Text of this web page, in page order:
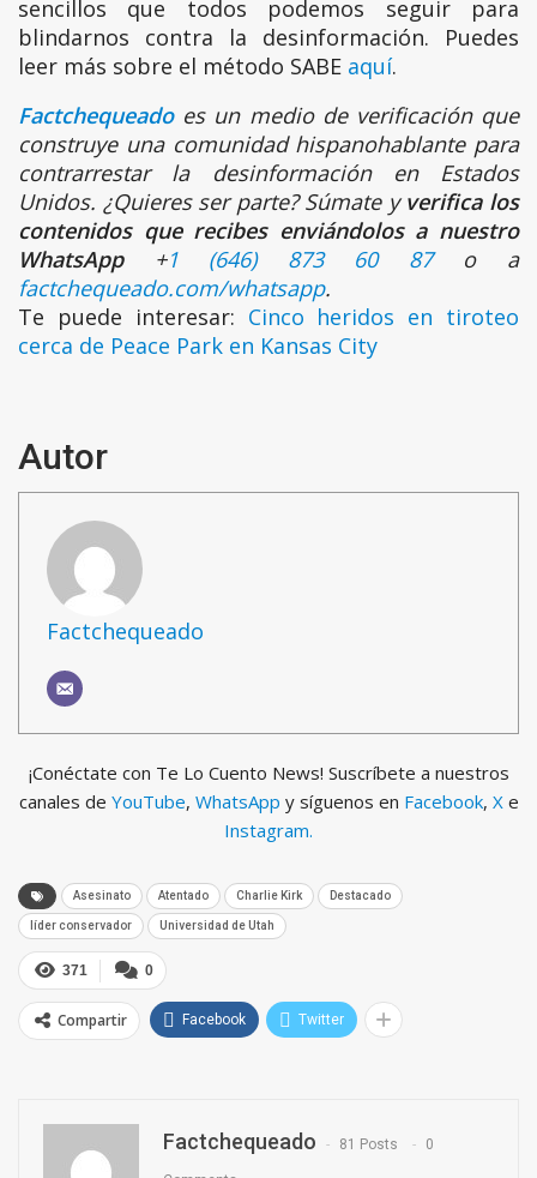
sencillos que todos podemos seguir para
blindarnos contra la desinformación. Puedes
leer más sobre el método SABE aquí.
Factchequeadoes un medio de verificación que
construye una comunidad hispanohablante para
contrarrestar la desinformación en Estados
Unidos. ¿Quieres ser parte? Súmate yverifica los
contenidos que recibes enviándolos a nuestro
WhatsApp+1 (646) 873 60 87 o a
factchequeado.com/whatsapp.
Te puede interesar: Cinco heridos en tiroteo
cerca de Peace Park en Kansas City
Autor
Factchequeado
¡Conéctate con Te Lo Cuento News! Suscríbete a nuestros
canales de YouTube, WhatsApp y síguenos en Facebook, X e
Instagram.
Asesinato Atentado Charlie Kirk Destacado
líder conservador Universidad de Utah
0
371
Compartir Facebook Twitter
Factchequeado 81 Posts 0